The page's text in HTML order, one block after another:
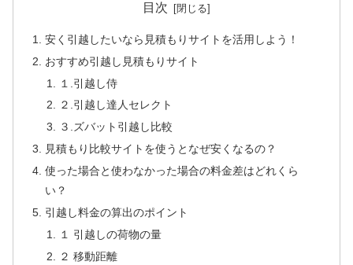
目次
安く引越したいなら見積もりサイトを活用しよう！
おすすめ引越し見積もりサイト
１.引越し侍
２.引越し達人セレクト
３.ズバット引越し比較
見積もり比較サイトを使うとなぜ安くなるの？
使った場合と使わなかった場合の料金差はどれくら
い？
引越し料金の算出のポイント
１ 引越しの荷物の量
２ 移動距離